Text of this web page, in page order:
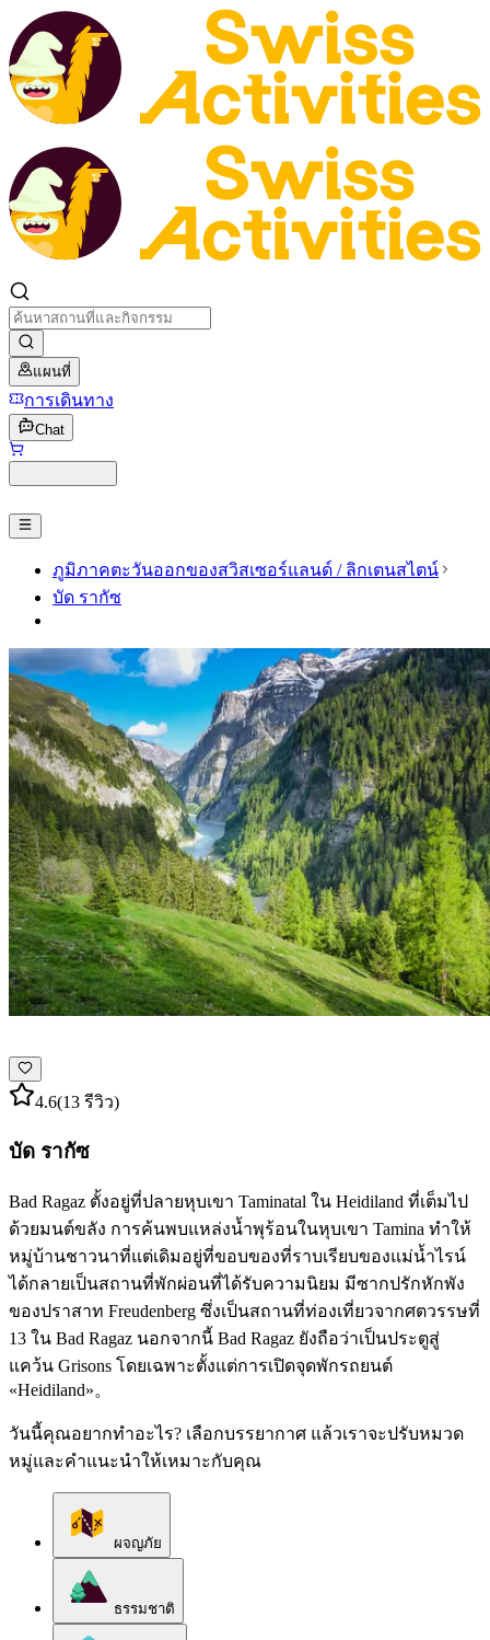
แผนที่
การเดินทาง
Chat
ภูมิภาคตะวันออกของสวิสเซอร์แลนด์ / ลิกเตนสไตน์
บัด รากัซ
4.6(13 รีวิว)
บัด รากัซ
Bad Ragaz ตั้งอยู่ที่ปลายหุบเขา Taminatal ใน Heidiland ที่เต็มไป
ด้วยมนต์ขลัง การค้นพบแหล่งน้ำพุร้อนในหุบเขา Tamina ทำให้
หมู่บ้านชาวนาที่แต่เดิมอยู่ที่ขอบของที่ราบเรียบของแม่น้ำไรน์
ได้กลายเป็นสถานที่พักผ่อนที่ได้รับความนิยม มีซากปรักหักพัง
ของปราสาท Freudenberg ซึ่งเป็นสถานที่ท่องเที่ยวจากศตวรรษที่
13 ใน Bad Ragaz นอกจากนี้ Bad Ragaz ยังถือว่าเป็นประตูสู่
แคว้น Grisons โดยเฉพาะตั้งแต่การเปิดจุดพักรถยนต์
«Heidiland»。
วันนี้คุณอยากทำอะไร? เลือกบรรยากาศ แล้วเราจะปรับหมวด
หมู่และคำแนะนำให้เหมาะกับคุณ
ผจญภัย
ธรรมชาติ